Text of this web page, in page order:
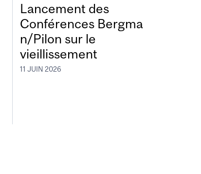
Lancement des
Conférences Bergma
n/Pilon sur le
vieillissement
11 JUIN 2026